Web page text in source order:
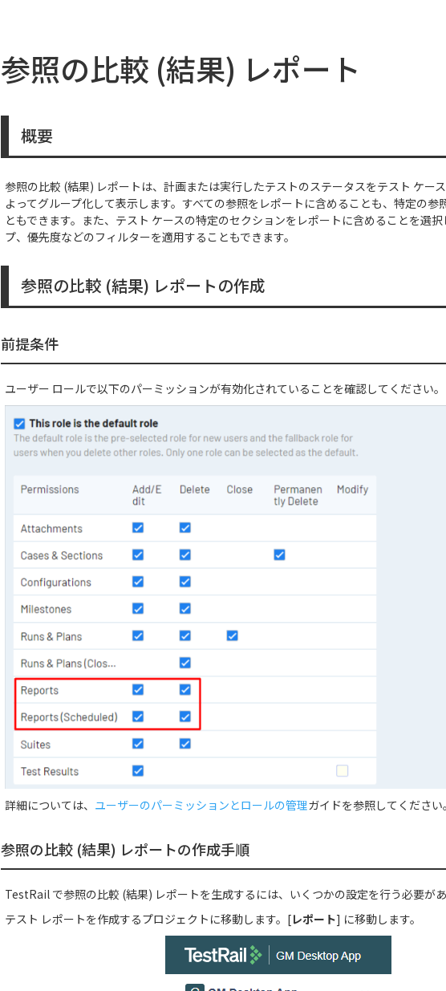
参照の比較 (結果) レポート
概要
参照の比較 (結果) レポートは、計画または実行したテストのステータスをテスト ケー
よってグループ化して表示します。すべての参照をレポートに含めることも、特定の参
ともできます。また、テスト ケースの特定のセクションをレポートに含めることを選
プ、優先度などのフィルターを適用することもできます。
参照の比較 (結果) レポートの作成
前提条件
ユーザー ロールで以下のパーミッションが有効化されていることを確認してください。
詳細については、 ユーザーのパーミッションとロールの管理ガイドを参照してください。
参照の比較 (結果) レポートの作成手順
TestRail で参照の比較 (結果) レポートを生成するには、いくつかの設定を行う必要があ
テスト レポートを作成するプロジェクトに移動します。 [レポート] に移動します。